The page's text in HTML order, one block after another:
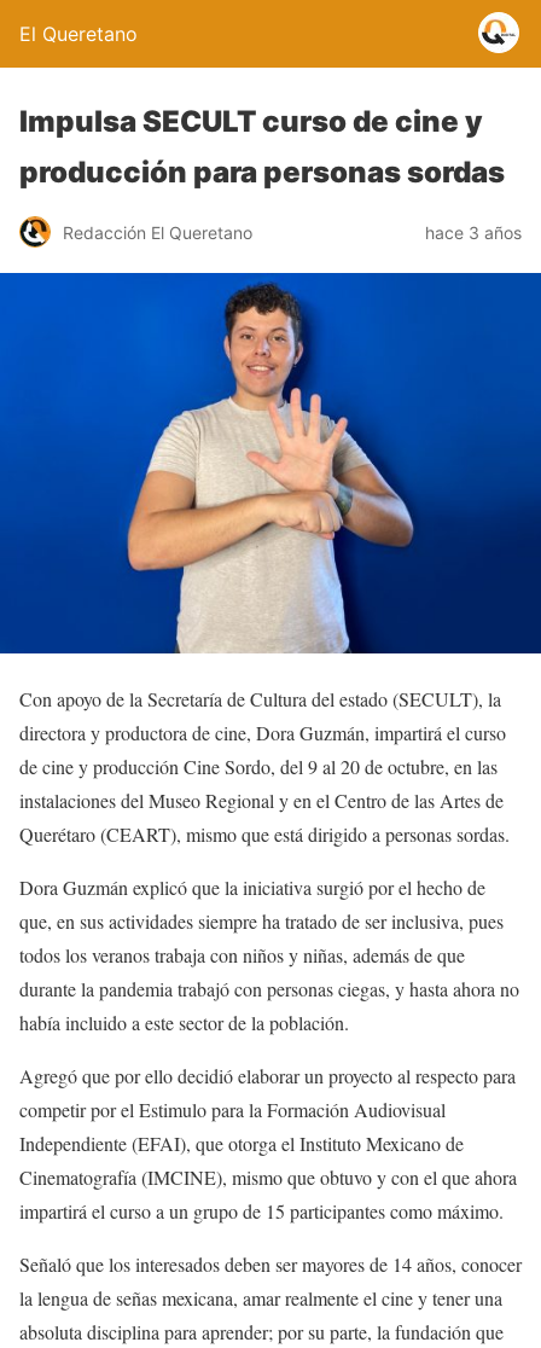
El Queretano
Impulsa SECULT curso de cine y
producción para personas sordas
Redacción El Queretano hace 3 años
Con apoyo de la Secretaría de Cultura del estado (SECULT), la
directora y productora de cine, Dora Guzmán, impartirá el curso
de cine y producción Cine Sordo, del 9 al 20 de octubre, en las
instalaciones del Museo Regional y en el Centro de las Artes de
Querétaro (CEART), mismo que está dirigido a personas sordas.
Dora Guzmán explicó que la iniciativa surgió por el hecho de
que, en sus actividades siempre ha tratado de ser inclusiva, pues
todos los veranos trabaja con niños y niñas, además de que
durante la pandemia trabajó con personas ciegas, y hasta ahora no
había incluido a este sector de la población.
Agregó que por ello decidió elaborar un proyecto al respecto para
competir por el Estimulo para la Formación Audiovisual
Independiente (EFAI), que otorga el Instituto Mexicano de
Cinematografía (IMCINE), mismo que obtuvo y con el que ahora
impartirá el curso a un grupo de 15 participantes como máximo.
Señaló que los interesados deben ser mayores de 14 años, conocer
la lengua de señas mexicana, amar realmente el cine y tener una
absoluta disciplina para aprender; por su parte, la fundación que